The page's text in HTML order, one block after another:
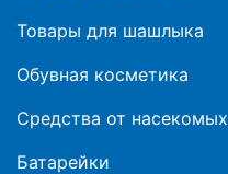
Товары для шашлыка
Обувная косметика
Средства от насекомых
Батарейки